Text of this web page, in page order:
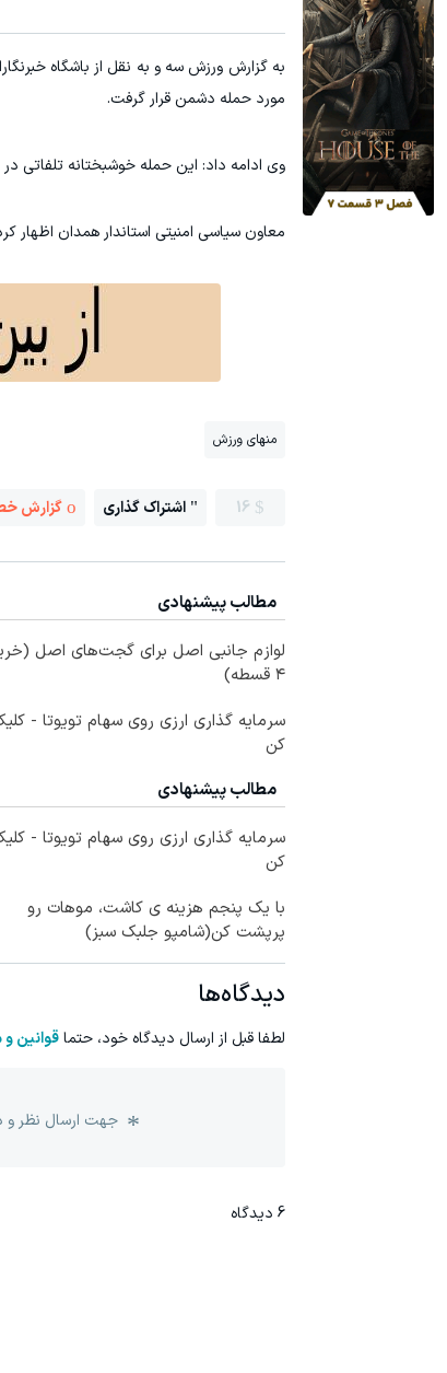
به گزارش ورزش سه و به نقل از باشگاه
مورد حمله دشمن قرار گرفت.
وی ادامه داد: این حمله خوشبختانه تلفاتی
معاون سیاسی امنیتی استاندار همدان اظهار
منهای ورزش
16 اشتراک گذاری گزارش
مطالب پیشنهادی
لوازم جانبی اصل برای گجت‌های اصل
۴ قسطه)
سرمایه گذاری ارزی روی سهام تویوتا -
کن
مطالب پیشنهادی
سرمایه گذاری ارزی روی سهام تویوتا -
کن
با یک پنجم هزینه ی کاشت، موهات رو
پرپشت کن(شامپو جلبک سبز)
دیدگاه‌ها
لطفا قبل از ارسال دیدگاه خود، حتماقوانین و
جهت ارسال نظر و
6 دیدگاه